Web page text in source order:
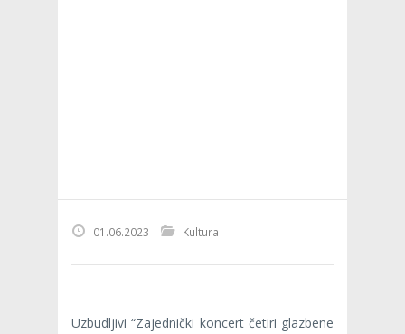
01.06.2023 Kultura
Uzbudljivi “Zajednički koncert četiri glazbene